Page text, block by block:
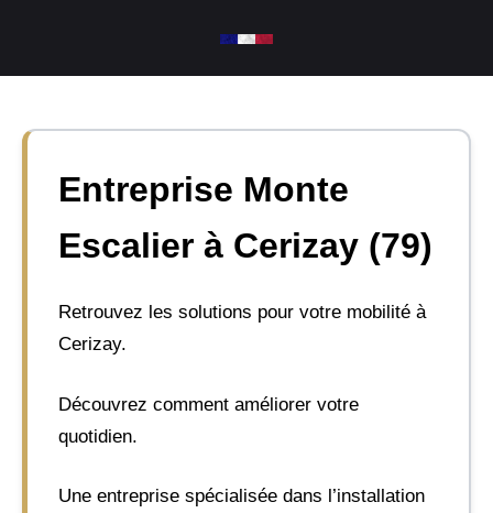
contenu
Entreprise Monte
Escalier à Cerizay (79)
Retrouvez les solutions pour votre mobilité à
Cerizay.
Découvrez comment améliorer votre
quotidien.
Une entreprise spécialisée dans l’installation